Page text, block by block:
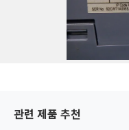
관련 제품 추천